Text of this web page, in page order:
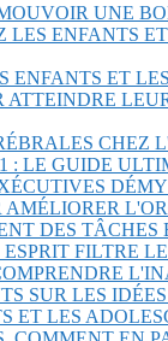
UNE
LES ENFANTS
ENFANTS ET
ATTEINDRE
CHEZ
: LE GUIDE
AMÉLIORER
DES TÂCHES
FILTRE
SUR LES
ET LES